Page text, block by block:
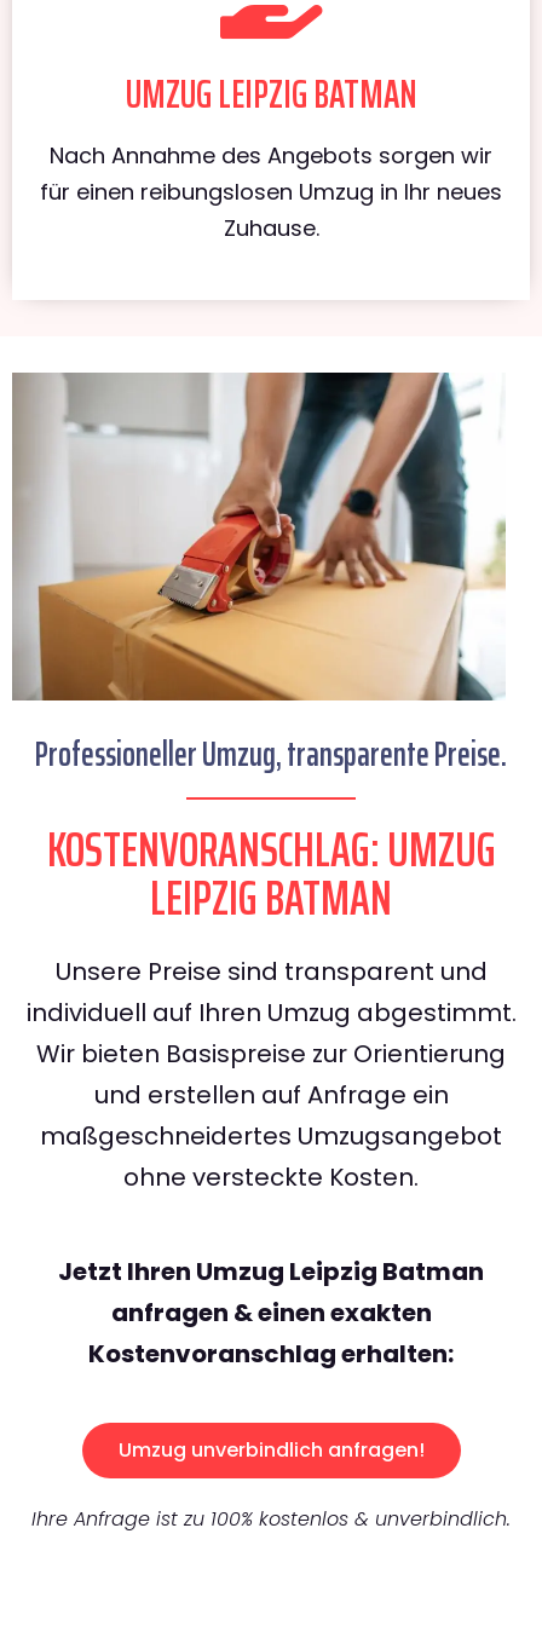
UMZUG LEIPZIG BATMAN
Nach Annahme des Angebots sorgen wir
für einen reibungslosen Umzug in Ihr neues
Zuhause.
Professioneller Umzug, transparente Preise.
KOSTENVORANSCHLAG: UMZUG
LEIPZIG BATMAN
Unsere Preise sind transparent und
individuell auf Ihren Umzug abgestimmt.
Wir bieten Basispreise zur Orientierung
und erstellen auf Anfrage ein
maßgeschneidertes Umzugsangebot
ohne versteckte Kosten.
Jetzt Ihren Umzug Leipzig Batman
anfragen & einen exakten
Kostenvoranschlag erhalten:
Umzug unverbindlich anfragen!
Ihre Anfrage ist zu 100% kostenlos & unverbindlich.